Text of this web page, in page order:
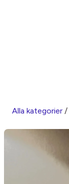
Alla kategorier /